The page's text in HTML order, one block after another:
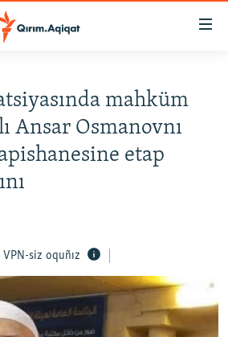
mahküm
Ansar Osmanovnı
etap
VPN-siz oquñız